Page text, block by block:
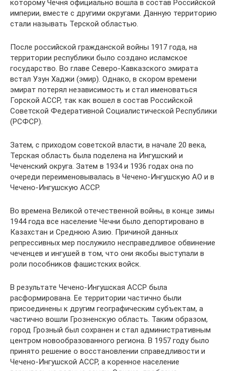
которому Чечня официально вошла в состав Российской
империи, вместе с другими округами. Данную территорию
стали называть Терской областью.
После российской гражданской войны 1917 года, на
территории республики было создано исламское
государство. Во главе Северо-Кавказского эмирата
встал Узун Хаджи (эмир). Однако, в скором времени
эмират потерял независимость и стал именоваться
Горской АССР, так как вошел в состав Российской
Советской Федеративной Социалистической Республики
(РСФСР).
Затем, с приходом советской власти, в начале 20 века,
Терская область была поделена на Ингушский и
Чеченский округа. Затем в 1934 и 1936 годах она по
очереди переименовывалась в Чечено-Ингушскую АО и в
Чечено-Ингушскую АССР.
Во времена Великой отечественной войны, в конце зимы
1944 года все население Чечни было депортировано в
Казахстан и Среднюю Азию. Причиной данных
репрессивных мер послужило несправедливое обвинение
чеченцев и ингушей в том, что они якобы выступали в
роли пособников фашистских войск.
В результате Чечено-Ингушская АССР была
расформирована. Ее территории частично были
присоединены к другим географическим субъектам, а
частично вошли Грозненскую область. Таким образом,
город Грозный был сохранен и стал административным
центром новообразованного региона. В 1957 году было
принято решение о восстановлении справедливости и
Чечено-Ингушской АССР, а коренное население